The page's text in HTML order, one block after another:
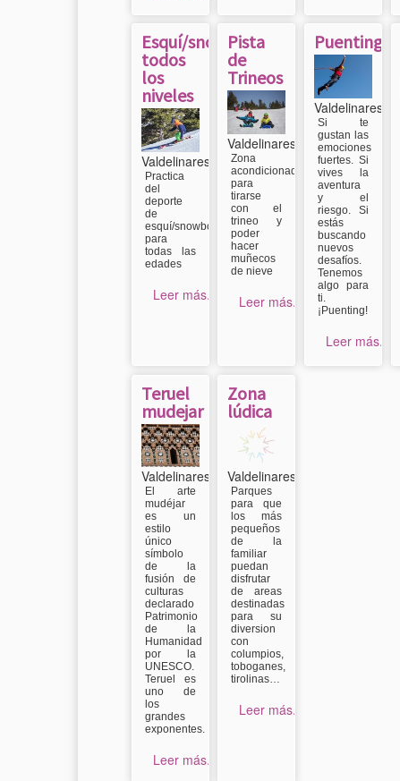
Esquí/snow
todos
los
niveles
Valdelinares
Practica
del
deporte
de
esquí/snowboard
para
todas las
edades
Leer más...
Pista
de
Trineos
Valdelinares
Zona
acondicionada
para
tirarse
con el
trineo y
poder
hacer
muñecos
de nieve
Leer más...
Puenting
Valdelinares
Si te
gustan las
emociones
fuertes. Si
vives la
aventura
y el
riesgo. Si
estás
buscando
nuevos
desafíos.
Tenemos
algo para
ti.
¡Puenting!
Leer más...
Teruel
mudejar
Valdelinares
El arte
mudéjar
es un
estilo
único
símbolo
de la
fusión de
culturas
declarado
Patrimonio
de la
Humanidad
por la
UNESCO.
Teruel es
uno de
los
grandes
exponentes.
Leer más...
Zona
lúdica
Valdelinares
Parques
para que
los más
pequeños
de la
familiar
puedan
disfrutar
de areas
destinadas
para su
diversion
con
columpios,
toboganes,
tirolinas…
Leer más...